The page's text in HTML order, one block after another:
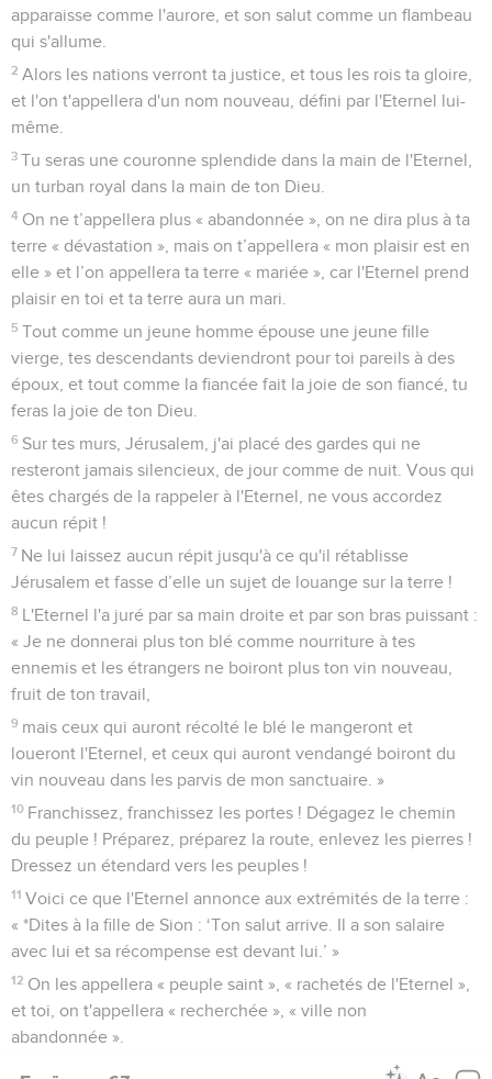
apparaisse comme l'aurore, et son salut comme un flambeau
qui s'allume.
2 Alors les nations verront ta justice, et tous les rois ta gloire,
et l'on t'appellera d'un nom nouveau, défini par l'Eternel lui-
même.
3 Tu seras une couronne splendide dans la main de l'Eternel,
un turban royal dans la main de ton Dieu.
4 On ne t’appellera plus « abandonnée », on ne dira plus à ta
terre « dévastation », mais on t’appellera « mon plaisir est en
elle » et l’on appellera ta terre « mariée », car l'Eternel prend
plaisir en toi et ta terre aura un mari.
5 Tout comme un jeune homme épouse une jeune fille
vierge, tes descendants deviendront pour toi pareils à des
époux, et tout comme la fiancée fait la joie de son fiancé, tu
feras la joie de ton Dieu.
6 Sur tes murs, Jérusalem, j'ai placé des gardes qui ne
resteront jamais silencieux, de jour comme de nuit. Vous qui
êtes chargés de la rappeler à l'Eternel, ne vous accordez
aucun répit !
7 Ne lui laissez aucun répit jusqu'à ce qu'il rétablisse
Jérusalem et fasse d’elle un sujet de louange sur la terre !
8 L'Eternel l'a juré par sa main droite et par son bras puissant :
« Je ne donnerai plus ton blé comme nourriture à tes
ennemis et les étrangers ne boiront plus ton vin nouveau,
fruit de ton travail,
9 mais ceux qui auront récolté le blé le mangeront et
loueront l'Eternel, et ceux qui auront vendangé boiront du
vin nouveau dans les parvis de mon sanctuaire. »
10 Franchissez, franchissez les portes ! Dégagez le chemin
du peuple ! Préparez, préparez la route, enlevez les pierres !
Dressez un étendard vers les peuples !
11 Voici ce que l'Eternel annonce aux extrémités de la terre :
« *Dites à la fille de Sion : ‘Ton salut arrive. Il a son salaire
avec lui et sa récompense est devant lui.’ »
12 On les appellera « peuple saint », « rachetés de l'Eternel »,
et toi, on t'appellera « recherchée », « ville non
abandonnée ».